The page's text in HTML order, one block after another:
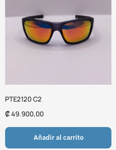
PTE2120 C2
₡49.900,00
Añadir al carrito